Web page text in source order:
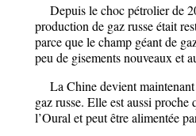
Depuis le choc pétrolier de
production de gaz russe était
parce que le champ géant de
peu de gisements nouveaux et
La Chine devient maintenant
gaz russe. Elle est aussi
l’Oural et peut être alimentée